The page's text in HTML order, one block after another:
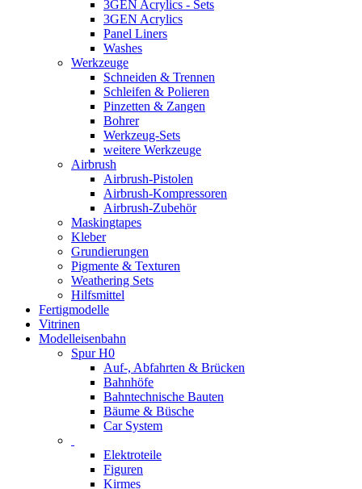
3GEN Acrylics - Sets
3GEN Acrylics
Panel Liners
Washes
Werkzeuge
Schneiden & Trennen
Schleifen & Polieren
Pinzetten & Zangen
Bohrer
Werkzeug-Sets
weitere Werkzeuge
Airbrush
Airbrush-Pistolen
Airbrush-Kompressoren
Airbrush-Zubehör
Maskingtapes
Kleber
Grundierungen
Pigmente & Texturen
Weathering Sets
Hilfsmittel
Fertigmodelle
Vitrinen
Modelleisenbahn
Spur H0
Auf-, Abfahrten & Brücken
Bahnhöfe
Bahntechnische Bauten
Bäume & Büsche
Car System
Elektroteile
Figuren
Kirmes